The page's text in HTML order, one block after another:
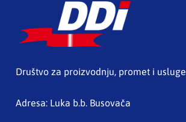
Društvo za proizvodnju, promet i usluge
Adresa: Luka b.b. Busovača